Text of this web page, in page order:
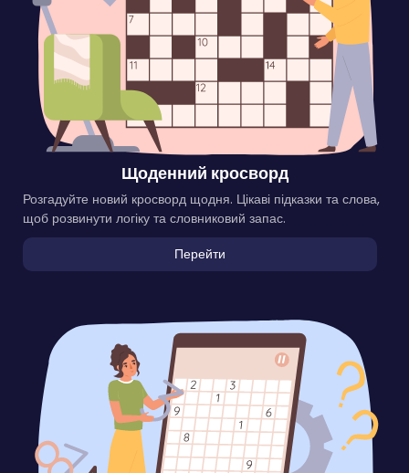
Щоденний кросворд
Розгадуйте новий кросворд щодня. Цікаві підказки та слова,
щоб розвинути логіку та словниковий запас.
Перейти